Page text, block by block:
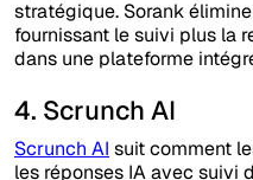
stratégique. Sorank
fournissant le suivi plus la
dans une plateforme
4. Scrunch AI
Scrunch AI suit comment
les réponses IA avec suivi